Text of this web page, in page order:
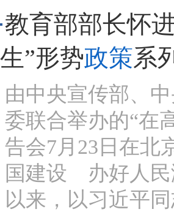
教育部部长怀
生”形势政策系
由中央宣传部、
委联合举办的“在
告会7月23日在北
国建设 办好人民
以来，以习近平